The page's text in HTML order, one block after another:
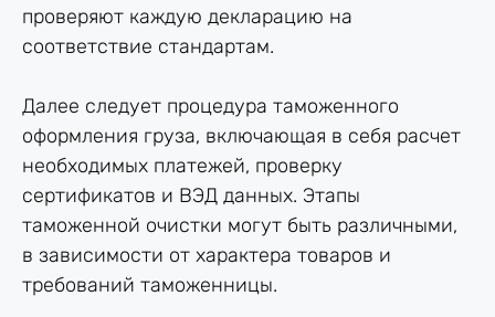
проверяют каждую декларацию на
соответствие стандартам.
Далее следует процедура таможенного
оформления груза, включающая в себя расчет
необходимых платежей, проверку
сертификатов и ВЭД данных. Этапы
таможенной очистки могут быть различными,
в зависимости от характера товаров и
требований таможенницы.